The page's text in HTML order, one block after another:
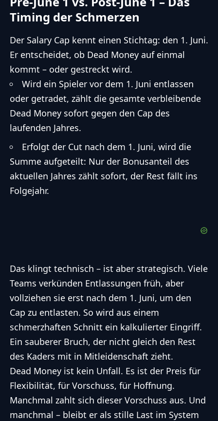
Timing der Schmerzen
Der Salary Cap kennt einen Stichtag: den 1. Juni.
Er entscheidet, ob Dead Money auf einmal
kommt – oder gestreckt wird.
Wird ein Spieler vor dem 1. Juni entlassen
oder getradet, zählt die gesamte verbleibende
Dead Money sofort gegen den Cap des
laufenden Jahres.
Erfolgt der Cut nach dem 1. Juni, wird die
Summe aufgeteilt: Nur der Bonusanteil des
aktuellen Jahres zählt sofort, der Rest fällt ins
Folgejahr.
Das klingt technisch – ist aber strategisch. Viele
Teams verkünden Entlassungen früh, aber
vollziehen sie erst nach dem 1. Juni, um den
Cap zu entlasten. So wird aus einem
schmerzhaften Schnitt ein kalkulierter Eingriff.
Ein sauberer Bruch, der nicht gleich den Rest
des Kaders mit in Mitleidenschaft zieht.
Dead Money ist kein Unfall. Es ist der Preis für
Flexibilität, für Vorschuss, für Hoffnung.
Manchmal zahlt sich dieser Vorschuss aus. Und
manchmal – bleibt er als stille Last im System